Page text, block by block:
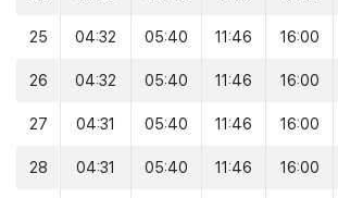
25 04:32 05:40 11:46 16:00
26 04:32 05:40 11:46 16:00
27 04:31 05:40 11:46 16:00
28 04:31 05:40 11:46 16:00